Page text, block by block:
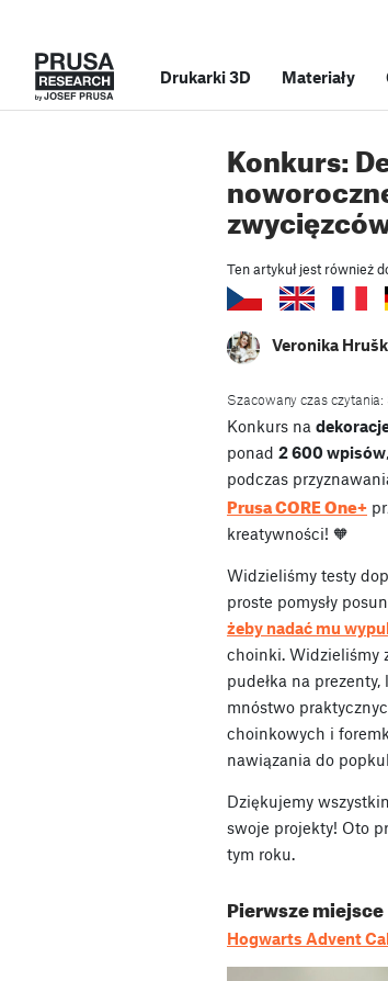
Drukarki 3D Materiały
Konkurs:
Ten artykuł jest również
Veronika
Szacowany czas czytania:
Konkurs na
ponad 2 600 wpisów
podczas
Prusa CORE One+
kreatywności! 🧡
Widzieliśmy testy
proste pomysły
żeby nadać mu
choinki. Widzieliśmy
pudełka na
mnóstwo
choinkowych i
nawiązania do
Dziękujemy
swoje projekty! Oto
tym roku.
Pierwsze miejsce
Hogwarts Advent